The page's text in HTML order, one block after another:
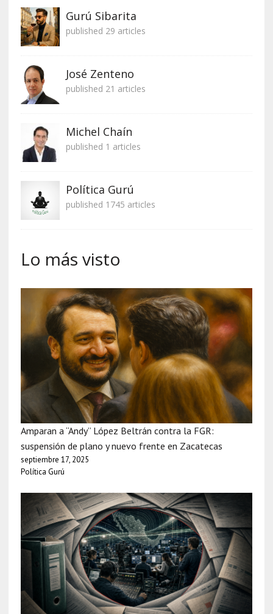
Gurú Sibarita
published 29 articles
José Zenteno
published 21 articles
Michel Chaín
published 1 articles
Política Gurú
published 1745 articles
Lo más visto
Amparan a “Andy” López Beltrán contra la FGR:
suspensión de plano y nuevo frente en Zacatecas
septiembre 17, 2025
Política Gurú